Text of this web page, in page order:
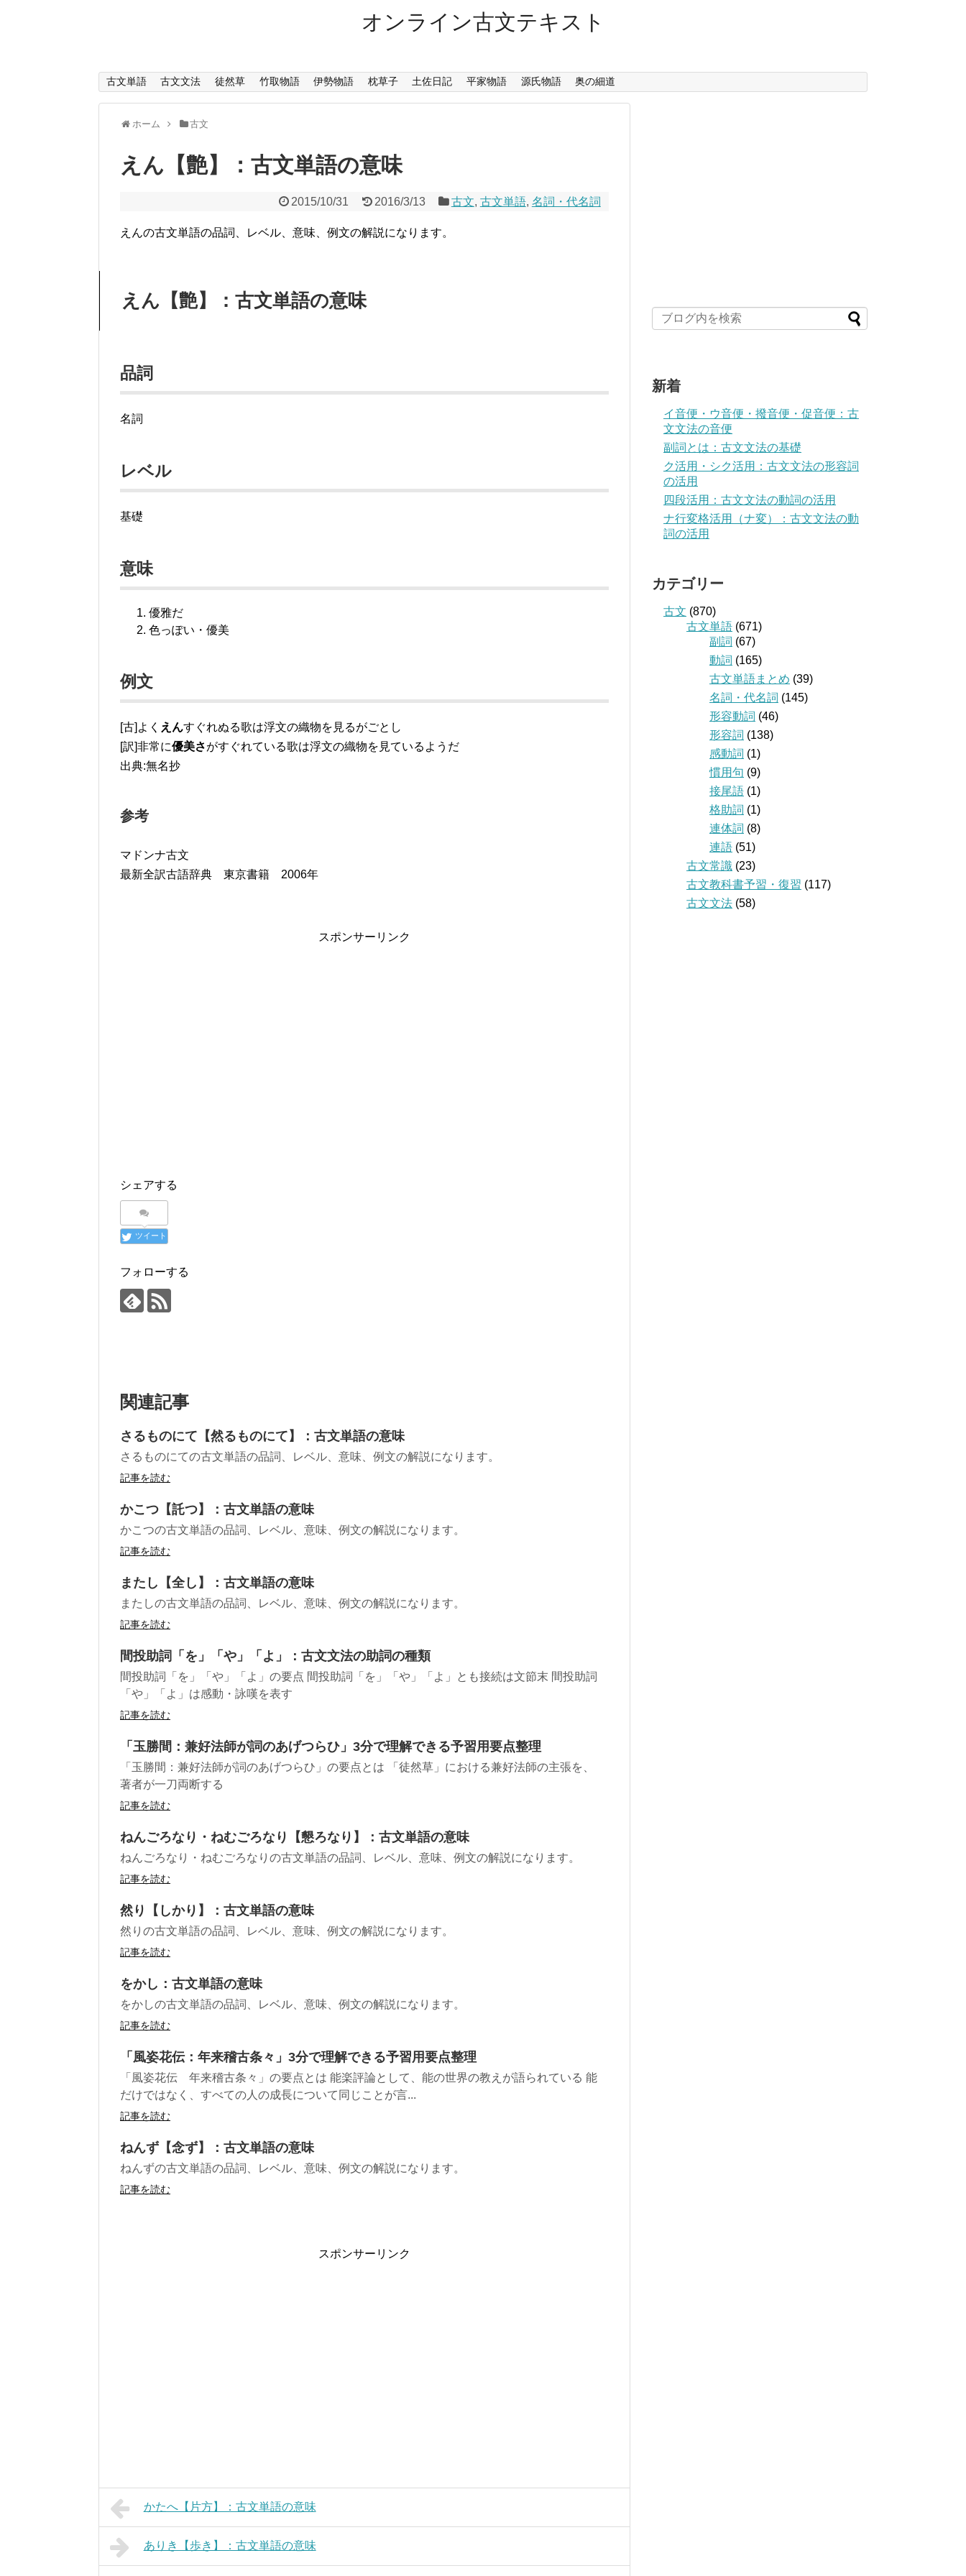
オンライン古文テキスト
古文単語 古文文法 徒然草 竹取物語 伊勢物語 枕草子 土佐日記 平家物語 源氏物語 奥の細道
ホーム 古文
えん【艶】：古文単語の意味
2015/10/31 2016/3/13 古文, 古文単語, 名詞・代名詞
えんの古文単語の品詞、レベル、意味、例文の解説になります。
えん【艶】：古文単語の意味
品詞
名詞
レベル
基礎
意味
優雅だ
色っぽい・優美
例文
[古]よく えんすぐれぬる歌は浮文の織物を見るがごとし
[訳]非常に優美さがすぐれている歌は浮文の織物を見ているようだ
出典:無名抄
参考
マドンナ古文
最新全訳古語辞典 東京書籍 2006年
スポンサーリンク
シェアする
ツイート
フォローする
関連記事
さるものにて【然るものにて】：古文単語の意味
さるものにての古文単語の品詞、レベル、意味、例文の解説になります。
記事を読む
かこつ【託つ】：古文単語の意味
かこつの古文単語の品詞、レベル、意味、例文の解説になります。
記事を読む
またし【全し】：古文単語の意味
またしの古文単語の品詞、レベル、意味、例文の解説になります。
記事を読む
間投助詞「を」「や」「よ」：古文文法の助詞の種類
間投助詞「を」「や」「よ」の要点 間投助詞「を」「や」「よ」とも接続は文節末 間投助詞
「や」「よ」は感動・詠嘆を表す
記事を読む
「玉勝間：兼好法師が詞のあげつらひ」3分で理解できる予習用要点整理
「玉勝間：兼好法師が詞のあげつらひ」の要点とは 「徒然草」における兼好法師の主張を、
著者が一刀両断する
記事を読む
ねんごろなり・ねむごろなり【懇ろなり】：古文単語の意味
ねんごろなり・ねむごろなりの古文単語の品詞、レベル、意味、例文の解説になります。
記事を読む
然り【しかり】：古文単語の意味
然りの古文単語の品詞、レベル、意味、例文の解説になります。
記事を読む
をかし：古文単語の意味
をかしの古文単語の品詞、レベル、意味、例文の解説になります。
記事を読む
「風姿花伝：年来稽古条々」3分で理解できる予習用要点整理
「風姿花伝 年来稽古条々」の要点とは 能楽評論として、能の世界の教えが語られている 能
だけではなく、すべての人の成長について同じことが言...
記事を読む
ねんず【念ず】：古文単語の意味
ねんずの古文単語の品詞、レベル、意味、例文の解説になります。
記事を読む
スポンサーリンク
かたへ【片方】：古文単語の意味
ありき【歩き】：古文単語の意味
新着
イ音便・ウ音便・撥音便・促音便：古
文文法の音便
副詞とは：古文文法の基礎
ク活用・シク活用：古文文法の形容詞
の活用
四段活用：古文文法の動詞の活用
ナ行変格活用（ナ変）：古文文法の動
詞の活用
カテゴリー
古文 (870)
古文単語 (671)
副詞 (67)
動詞 (165)
古文単語まとめ (39)
名詞・代名詞 (145)
形容動詞 (46)
形容詞 (138)
感動詞 (1)
慣用句 (9)
接尾語 (1)
格助詞 (1)
連体詞 (8)
連語 (51)
古文常識 (23)
古文教科書予習・復習 (117)
古文文法 (58)